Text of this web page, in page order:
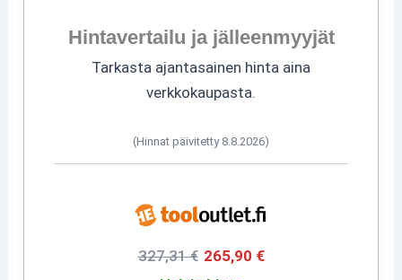
Hintavertailu ja jälleenmyyjät
Tarkasta ajantasainen hinta aina
verkkokaupasta.
(Hinnat päivitetty 8.8.2026)
327,31 € 265,90 €